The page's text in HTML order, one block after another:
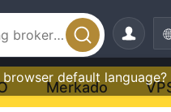
default language?
Merkado